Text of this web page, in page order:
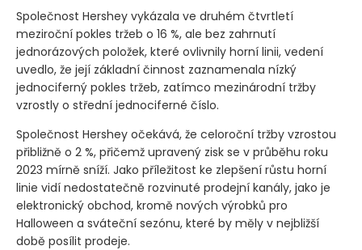
Společnost Hershey vykázala ve druhém čtvrtletí
meziroční pokles tržeb o 16 %, ale bez zahrnutí
jednorázových položek, které ovlivnily horní linii, vedení
uvedlo, že její základní činnost zaznamenala nízký
jednociferný pokles tržeb, zatímco mezinárodní tržby
vzrostly o střední jednociferné číslo.
Společnost Hershey očekává, že celoroční tržby vzrostou
přibližně o 2 %, přičemž upravený zisk se v průběhu roku
2023 mírně sníží. Jako příležitost ke zlepšení růstu horní
linie vidí nedostatečně rozvinuté prodejní kanály, jako je
elektronický obchod, kromě nových výrobků pro
Halloween a sváteční sezónu, které by měly v nejbližší
době posílit prodeje.